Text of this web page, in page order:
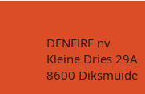
DENEIRE nv
Kleine Dries 29A
8600 Diksmuide